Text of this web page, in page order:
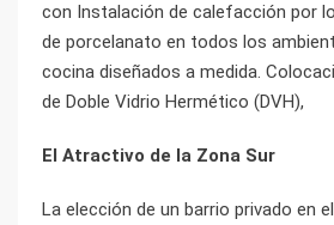
con Instalación de calefacción por
de porcelanato en todos los
cocina diseñados a medida.
de Doble Vidrio Hermético (DVH),
El Atractivo de la Zona Sur
La elección de un barrio privado en